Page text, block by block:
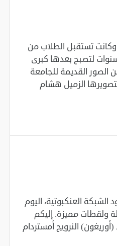
1918 كمدرسةً ابتدائية، وكانت تستقبل الطلاب من
لتصبح بعدها كبرى
القديمة للجامعة
الزميل هشام
الشبكة العنكبوتية، اليوم
ولقطات مميزة. إليكم
النرويج أمستردام